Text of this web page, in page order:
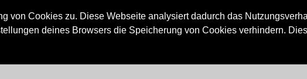
von Cookies zu. Diese Webseite analysiert dadurch das
deines Browsers die Speicherung von Cookies verhindern.